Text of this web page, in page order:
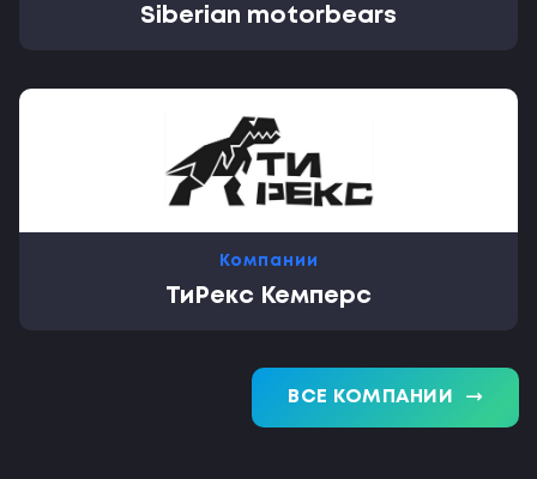
Siberian motorbears
Компании
ТиРекс Кемперс
ВСЕ КОМПАНИИ trending_flat